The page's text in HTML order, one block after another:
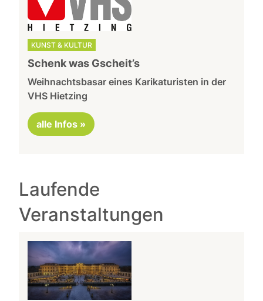
KUNST & KULTUR
Schenk was Gscheit’s
Weihnachtsbasar eines Karikaturisten in der
VHS Hietzing
alle Infos »
Laufende
Veranstaltungen